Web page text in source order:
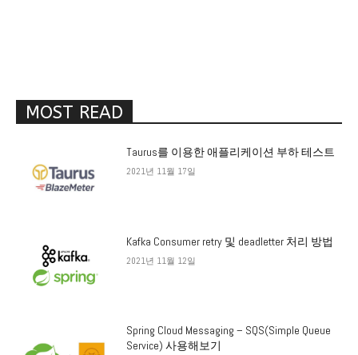
MOST READ
Taurus를 이용한 애플리케이션 부하 테스트
2021년 11월 17일
Kafka Consumer retry 및 deadletter 처리 방법
2021년 11월 12일
Spring Cloud Messaging – SQS(Simple Queue
Service) 사용해보기